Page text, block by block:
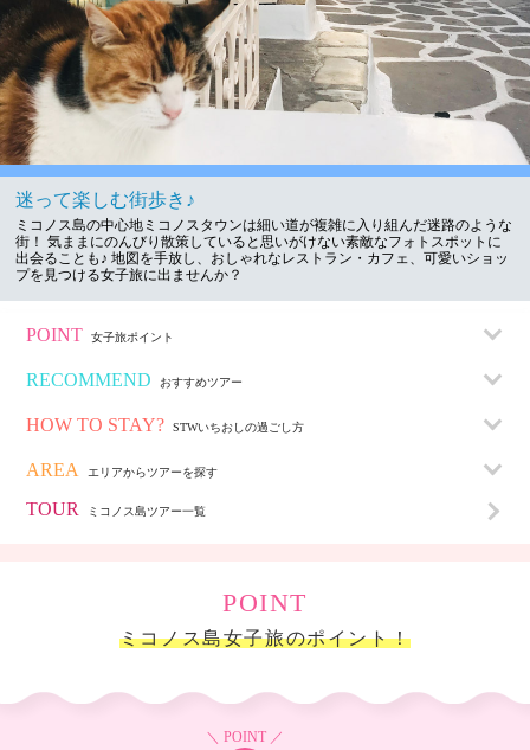
南太平洋／オセアニア
ハワイ／ミクロネシア
インド洋／ アメリカ／中近東
テーマで探す
迷って楽しむ街歩き♪
ミコノス島の中心地ミコノスタウンは細い道が複雑に入り組んだ迷路のような
街！ 気ままにのんびり散策していると思いがけない素敵なフォトスポットに
出会ることも♪ 地図を手放し、おしゃれなレストラン・カフェ、可愛いショッ
プを見つける女子旅に出ませんか？
POINT 女子旅ポイント
RECOMMEND おすすめツアー
HOW TO STAY? STWいちおしの過ごし方
AREA エリアからツアーを探す
TOUR ミコノス島ツアー一覧
POINT
ミコノス島女子旅のポイント！
＼ POINT ／